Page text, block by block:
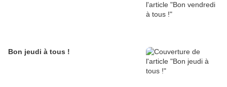
Bon jeudi à tous !